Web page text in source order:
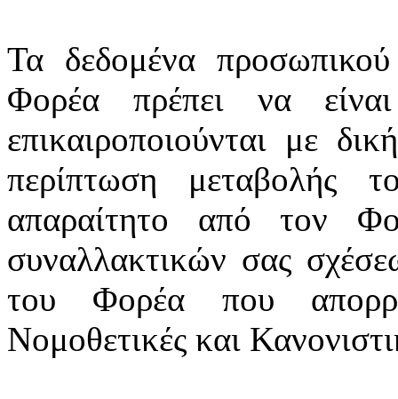
Τα δεδομένα
Φορέα πρέπει να
επικαιροποιούνται με
περίπτωση μεταβολής
απαραίτητο από τον
συναλλακτικών σας
του Φορέα που
Νομοθετικές και